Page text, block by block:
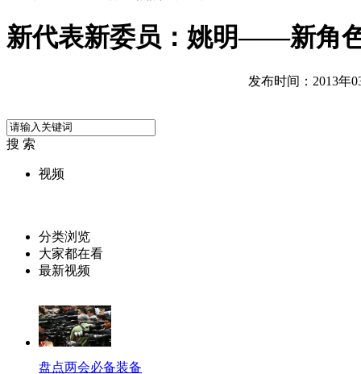
新代表新委员：姚明——新角
发布时间：2013年
搜 索
视频
分类浏览
大家都在看
最新视频
盘点两会必备装备